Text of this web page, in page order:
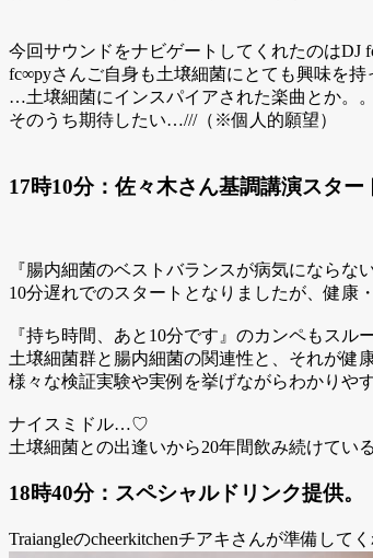
今回サウンドをナビゲートしてくれたのはDJ
fc∞pyさんご自身も土壌細菌にとても興味を
…土壌細菌にインスパイアされた楽曲とか。。
そのうち期待したい…///（※個人的願望）
17時10分：佐々木さん基調講演スター
『腸内細菌のベストバランスが病気にならな
10分遅れでのスタートとなりましたが、健康
『持ち時間、あと10分です』のカンペもスル
土壌細菌群と腸内細菌の関連性と、それが健
様々な検証実験や実例を挙げながらわかりや
ナイスミドル…♡
土壌細菌との出逢いから20年間飲み続けてい
18時40分：スペシャルドリンク提供。
Traiangleのcheerkitchenチアキさんが準備し